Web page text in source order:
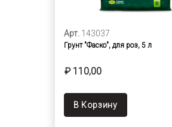
Арт. 143037
Грунт "Фаско", для роз, 5 л
₽ 110,00
В Корзину